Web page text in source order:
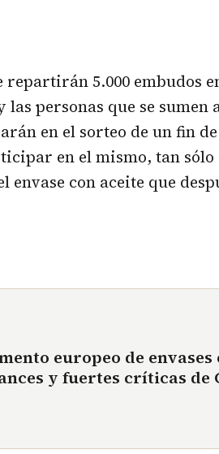
repartirán 5.000 embudos
personas que se sumen
en el sorteo de un fin
en el mismo, tan sólo
con aceite que
europeo de
y fuertes críticas de